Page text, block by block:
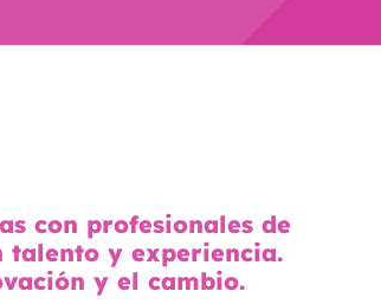
con profesionales de
talento y experiencia.
y el cambio.